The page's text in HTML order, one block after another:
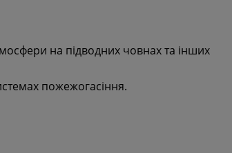
на підводних човнах та інших
пожежогасіння.